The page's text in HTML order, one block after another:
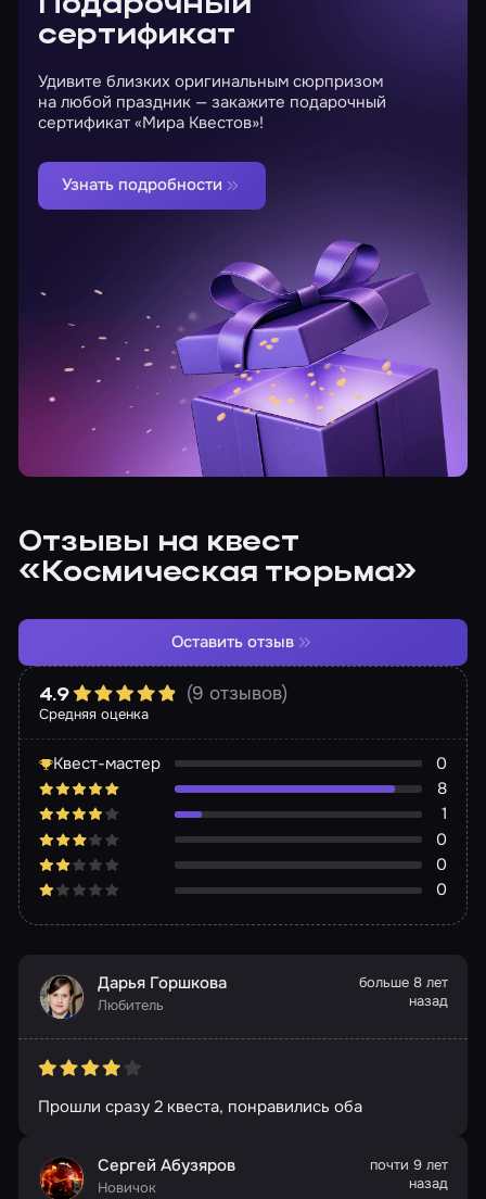
Подарочный
сертификат
Удивите близких оригинальным сюрпризом
на любой праздник — закажите подарочный
сертификат «Мира Квестов»!
Узнать подробности
Отзывы на квест
«Космическая тюрьма»
Средняя оценка
4.9 (9 отзывов)
Квест-мастер
0
8
1
0
0
0
Оставить отзыв
Дарья Горшкова
Любитель
больше 8 лет
назад
Прошли сразу 2 квеста, понравились оба
Сергей Абузяров
Новичок
почти 9 лет
назад